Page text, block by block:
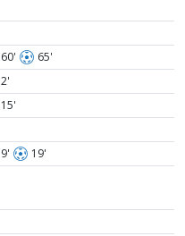
60' 65'
2'
15'
9' 19'